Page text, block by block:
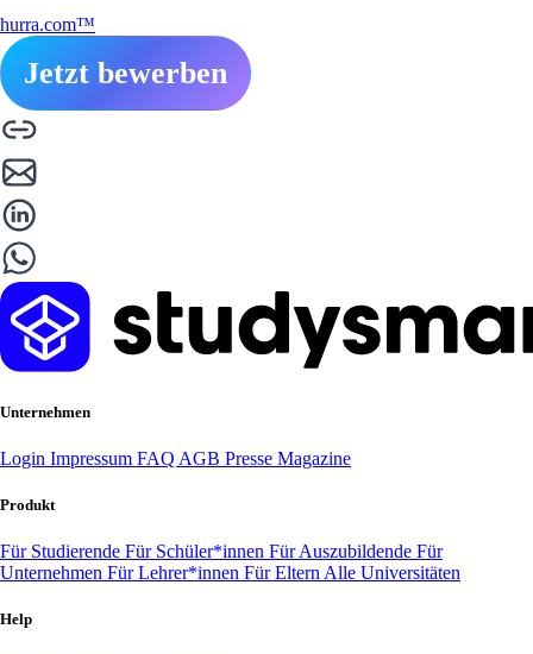
hurra.com™
Jetzt bewerben
Unternehmen
Login Impressum FAQ AGB Presse Magazine
Produkt
Für Studierende Für Schüler*innen Für Auszubildende Für
Unternehmen Für Lehrer*innen Für Eltern Alle Universitäten
Help